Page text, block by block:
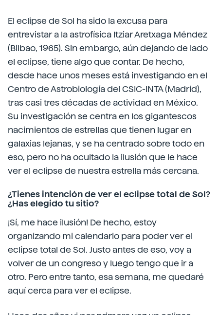
El eclipse de Sol ha sido la excusa para
entrevistar a la astrofísica Itziar Aretxaga Méndez
(Bilbao, 1965). Sin embargo, aún dejando de lado
el eclipse, tiene algo que contar. De hecho,
desde hace unos meses está investigando en el
Centro de Astrobiología del CSIC-INTA (Madrid),
tras casi tres décadas de actividad en México.
Su investigación se centra en los gigantescos
nacimientos de estrellas que tienen lugar en
galaxias lejanas, y se ha centrado sobre todo en
eso, pero no ha ocultado la ilusión que le hace
ver el eclipse de nuestra estrella más cercana.
¿Tienes intención de ver el eclipse total de Sol?
¿Has elegido tu sitio?
¡Sí, me hace ilusión! De hecho, estoy
organizando mi calendario para poder ver el
eclipse total de Sol. Justo antes de eso, voy a
volver de un congreso y luego tengo que ir a
otro. Pero entre tanto, esa semana, me quedaré
aquí cerca para ver el eclipse.